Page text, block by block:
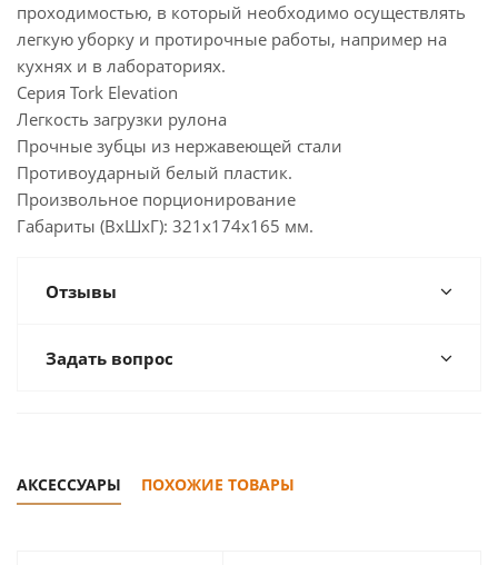
проходимостью, в который необходимо осуществлять
легкую уборку и протирочные работы, например на
кухнях и в лабораториях.
Серия Tork Elevation
Легкость загрузки рулона
Прочные зубцы из нержавеющей стали
Противоударный белый пластик.
Произвольное порционирование
Габариты (ВxШxГ): 321x174x165 мм.
Отзывы
Задать вопрос
АКСЕССУАРЫ ПОХОЖИЕ ТОВАРЫ